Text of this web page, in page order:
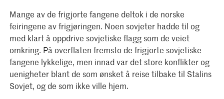
Mange av de frigjorte fangene deltok i de norske
feiringene av frigjøringen. Noen sovjeter hadde til og
med klart å oppdrive sovjetiske flagg som de veiet
omkring. På overflaten fremsto de frigjorte sovjetiske
fangene lykkelige, men innad var det store konflikter og
uenigheter blant de som ønsket å reise tilbake til Stalins
Sovjet, og de som ikke ville hjem.